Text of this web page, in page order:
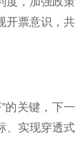
开票意识，共
的关键，下一
、实现穿透式